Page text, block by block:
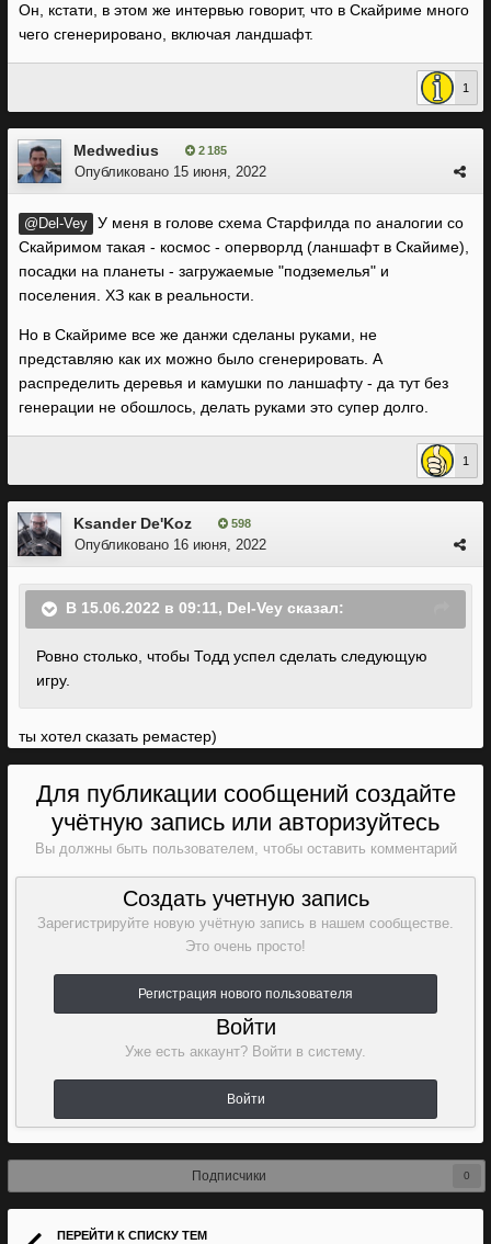
Он, кстати, в этом же интервью говорит, что в Скайриме много
чего сгенерировано, включая ландшафт.
1
Medwedius 2 185
Опубликовано 15 июня, 2022
@Del-Vey
У меня в голове схема Старфилда по аналогии со
Скайримом такая - космос - оперворлд (ланшафт в Скайиме),
посадки на планеты - загружаемые "подземелья" и
поселения. ХЗ как в реальности.
Но в Скайриме все же данжи сделаны руками, не
представляю как их можно было сгенерировать. А
распределить деревья и камушки по ланшафту - да тут без
генерации не обошлось, делать руками это супер долго.
1
Ksander De'Koz 598
Опубликовано 16 июня, 2022
В 15.06.2022 в 09:11, Del-Vey сказал:
Ровно столько, чтобы Тодд успел сделать следующую
игру.
ты хотел сказать ремастер)
Для публикации сообщений создайте
учётную запись или авторизуйтесь
Вы должны быть пользователем, чтобы оставить комментарий
Создать учетную запись
Зарегистрируйте новую учётную запись в нашем сообществе.
Это очень просто!
Регистрация нового пользователя
Войти
Уже есть аккаунт? Войти в систему.
Войти
Подписчики 0
ПЕРЕЙТИ К СПИСКУ ТЕМ